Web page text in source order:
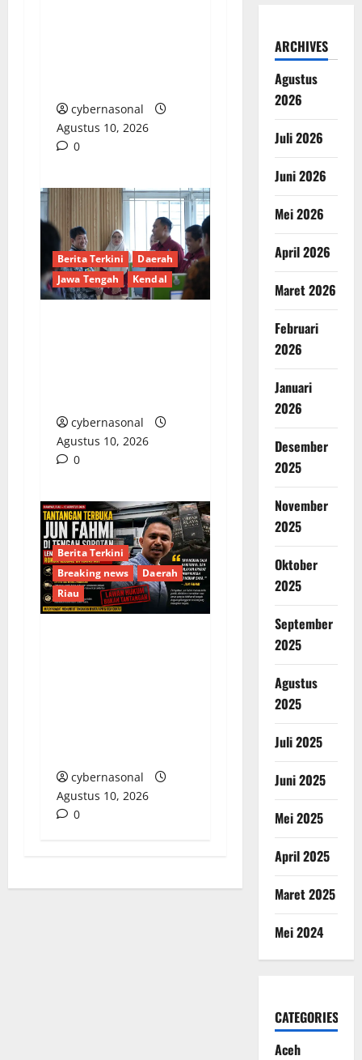
cybernasonal
Agustus 10, 2026
0
Berita Terkini
Daerah
Jawa Tengah
Kendal
cybernasonal
Agustus 10, 2026
0
Berita Terkini
Breaking news
Daerah
Riau
cybernasonal
Agustus 10, 2026
0
ARCHIVES
Agustus
2026
Juli 2026
Juni 2026
Mei 2026
April 2026
Maret 2026
Februari
2026
Januari
2026
Desember
2025
November
2025
Oktober
2025
September
2025
Agustus
2025
Juli 2025
Juni 2025
Mei 2025
April 2025
Maret 2025
Mei 2024
CATEGORIES
Aceh